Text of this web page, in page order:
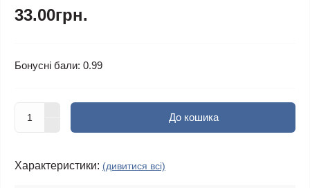
33.00грн.
Бонусні бали: 0.99
До кошика
Характеристики: (дивитися всі)